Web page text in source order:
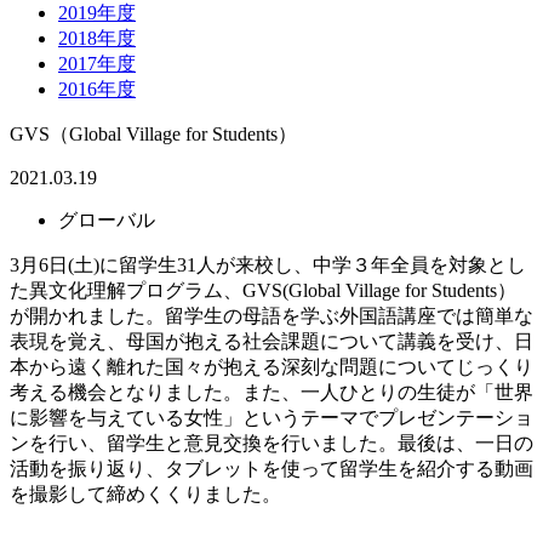
2019年度
2018年度
2017年度
2016年度
GVS（Global Village for Students）
2021.03.19
グローバル
3月6日(土)に留学生31人が来校し、中学３年全員を対象とし
た異文化理解プログラム、GVS(Global Village for Students）
が開かれました。留学生の母語を学ぶ外国語講座では簡単な
表現を覚え、母国が抱える社会課題について講義を受け、日
本から遠く離れた国々が抱える深刻な問題についてじっくり
考える機会となりました。また、一人ひとりの生徒が「世界
に影響を与えている女性」というテーマでプレゼンテーショ
ンを行い、留学生と意見交換を行いました。最後は、一日の
活動を振り返り、タブレットを使って留学生を紹介する動画
を撮影して締めくくりました。